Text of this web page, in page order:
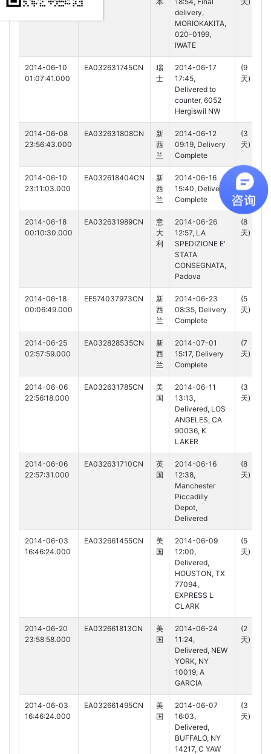
delivery,
MORIOKAKITA,
020-0199,
IWATE
2014-06-10
01:07:41.000
EA032631745CN
瑞
士
2014-06-17
17:45,
Delivered to
counter, 6052
Hergiswil NW
(9
天)
2014-06-08
23:56:43.000
EA032631808CN
新
西
兰
2014-06-12
09:19, Delivery
Complete
(3
天)
2014-06-10
23:11:03.000
EA032618404CN
新
西
兰
2014-06-16
15:40, Delivery
Complete
(5
天)
2014-06-18
00:10:30.000
EA032631989CN
意
大
利
2014-06-26
12:57, LA
SPEDIZIONE E'
STATA
CONSEGNATA,
Padova
(8
天)
2014-06-18
00:06:49.000
EE574037973CN
新
西
兰
2014-06-23
08:35, Delivery
Complete
(5
天)
2014-06-25
02:57:59.000
EA032828535CN
新
西
兰
2014-07-01
15:17, Delivery
Complete
(7
天)
2014-06-06
22:56:18.000
EA032631785CN
美
国
2014-06-11
13:13,
Delivered, LOS
ANGELES, CA
90036, K
LAKER
(3
天)
2014-06-06
22:57:31.000
EA032631710CN
英
国
2014-06-16
12:38,
Manchester
Piccadilly
Depot,
Delivered
(8
天)
2014-06-03
16:46:24.000
EA032661455CN
美
国
2014-06-09
12:00,
Delivered,
HOUSTON, TX
77094,
EXPRESS L
CLARK
(5
天)
2014-06-20
23:58:58.000
EA032661813CN
美
国
2014-06-24
11:24,
Delivered, NEW
YORK, NY
10019, A
GARCIA
(2
天)
2014-06-03
16:46:24.000
EA032661495CN
美
国
2014-06-07
16:03,
Delivered,
BUFFALO, NY
14217, C YAW
(3
天)